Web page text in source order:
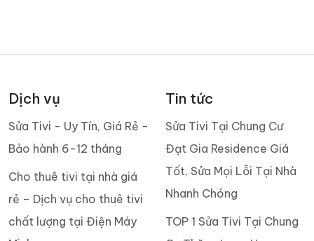
Dịch vụ
Sửa Tivi - Uy Tín, Giá Rẻ -
Bảo hành 6-12 tháng
Cho thuê tivi tại nhà giá
rẻ – Dịch vụ cho thuê tivi
chất lượng tại Điện Máy
Tin tức
Sửa Tivi Tại Chung Cư
Đạt Gia Residence Giá
Tốt, Sửa Mọi Lỗi Tại Nhà
Nhanh Chóng
TOP 1 Sửa Tivi Tại Chung